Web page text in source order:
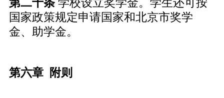
第二十条 学校设立奖学金。学生还可按
国家政策规定申请国家和北京市奖学
金、助学金。
第六章 附则